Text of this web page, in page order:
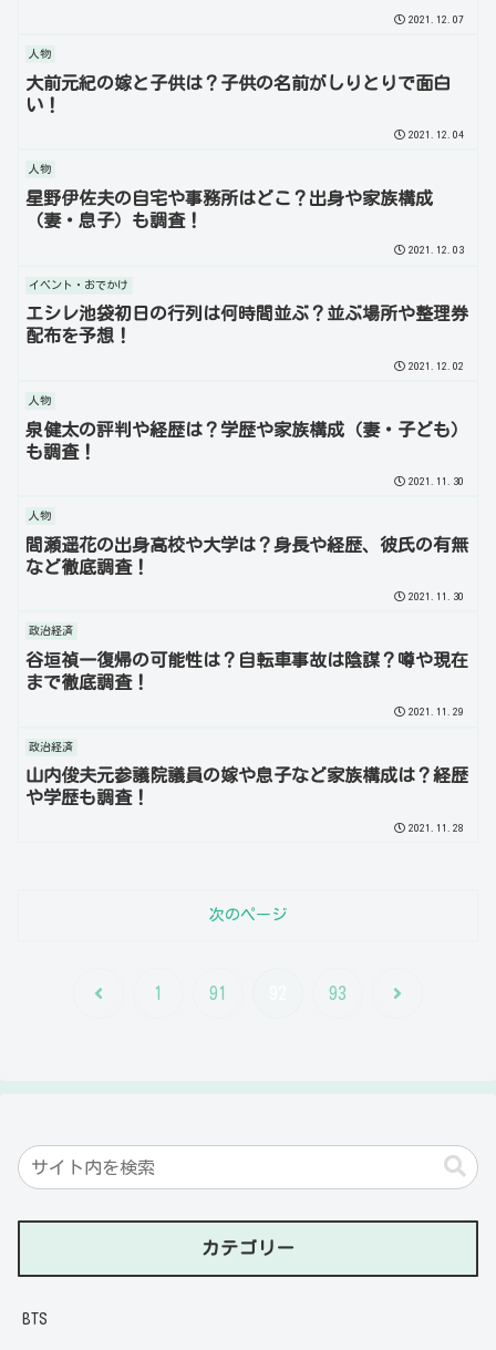
2021.12.07
人物
大前元紀の嫁と子供は？子供の名前がしりとりで面白
い！
2021.12.04
人物
星野伊佐夫の自宅や事務所はどこ？出身や家族構成
（妻・息子）も調査！
2021.12.03
イベント・おでかけ
エシレ池袋初日の行列は何時間並ぶ？並ぶ場所や整理券
配布を予想！
2021.12.02
人物
泉健太の評判や経歴は？学歴や家族構成（妻・子ども）
も調査！
2021.11.30
人物
間瀬遥花の出身高校や大学は？身長や経歴、彼氏の有無
など徹底調査！
2021.11.30
政治経済
谷垣禎一復帰の可能性は？自転車事故は陰謀？噂や現在
まで徹底調査！
2021.11.29
政治経済
山内俊夫元参議院議員の嫁や息子など家族構成は？経歴
や学歴も調査！
2021.11.28
次のページ
前 1 91 93 次
カテゴリー
BTS